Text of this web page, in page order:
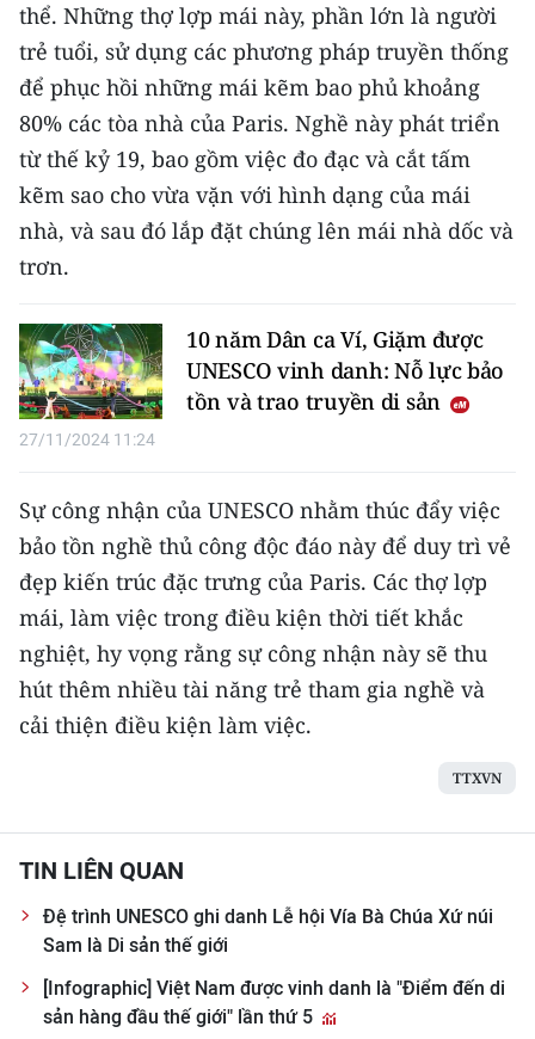
CHUYÊN ĐỀ
CÁC CHUYÊN TRANG
VỀ BÁO NHÂN DÂN
THỜI NAY
NHÂN DÂN CUỐI TUẦN
NHÂN DÂN HẰNG THÁNG
MUA BÁO
ĐỌC BÁO IN
ENGLISH
中文
FRANÇAIS
РУССКИЙ
thể. Những thợ lợp mái này, phần lớn là người
trẻ tuổi, sử dụng các phương pháp truyền thống
để phục hồi những mái kẽm bao phủ khoảng
80% các tòa nhà của Paris. Nghề này phát triển
từ thế kỷ 19, bao gồm việc đo đạc và cắt tấm
kẽm sao cho vừa vặn với hình dạng của mái
nhà, và sau đó lắp đặt chúng lên mái nhà dốc và
trơn.
10 năm Dân ca Ví, Giặm được
UNESCO vinh danh: Nỗ lực bảo
tồn và trao truyền di sản
27/11/2024 11:24
Sự công nhận của UNESCO nhằm thúc đẩy việc
bảo tồn nghề thủ công độc đáo này để duy trì vẻ
đẹp kiến trúc đặc trưng của Paris. Các thợ lợp
mái, làm việc trong điều kiện thời tiết khắc
nghiệt, hy vọng rằng sự công nhận này sẽ thu
hút thêm nhiều tài năng trẻ tham gia nghề và
cải thiện điều kiện làm việc.
TTXVN
TIN LIÊN QUAN
Đệ trình UNESCO ghi danh Lễ hội Vía Bà Chúa Xứ núi
Sam là Di sản thế giới
[Infographic] Việt Nam được vinh danh là "Điểm đến di
sản hàng đầu thế giới" lần thứ 5